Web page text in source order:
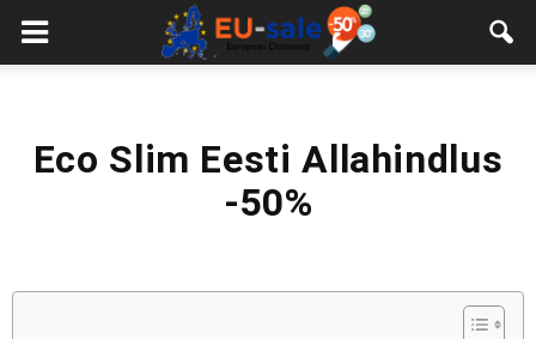
European
Eco Slim Eesti Allahindlus
-50%